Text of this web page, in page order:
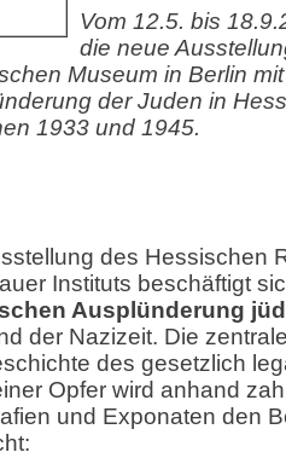
Vom 12.5. bis
die neue
Museum in Berlin
der Juden in
1933 und 1945.
des Hessischen
Instituts beschäftigt
Ausplünderung
der Nazizeit. Die
des gesetzlich
Opfer wird anhand
und Exponaten den